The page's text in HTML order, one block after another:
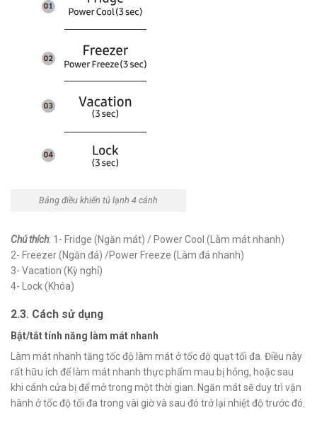
Bảng điều khiển tủ lạnh 4 cánh
Chú thích: 1- Fridge (Ngăn mát) / Power Cool (Làm mát nhanh)
2- Freezer (Ngăn đá) /Power Freeze (Làm đá nhanh)
3- Vacation (Kỳ nghỉ)
4- Lock (Khóa)
2.3. Cách sử dụng
Bật/tắt tính năng làm mát nhanh
Làm mát nhanh tăng tốc độ làm mát ở tốc độ quạt tối đa. Điều này
rất hữu ích để làm mát nhanh thực phẩm mau bị hỏng, hoặc sau
khi cánh cửa bị để mở trong một thời gian. Ngăn mát sẽ duy trì vận
hành ở tốc độ tối đa trong vài giờ và sau đó trở lại nhiệt độ trước đó.